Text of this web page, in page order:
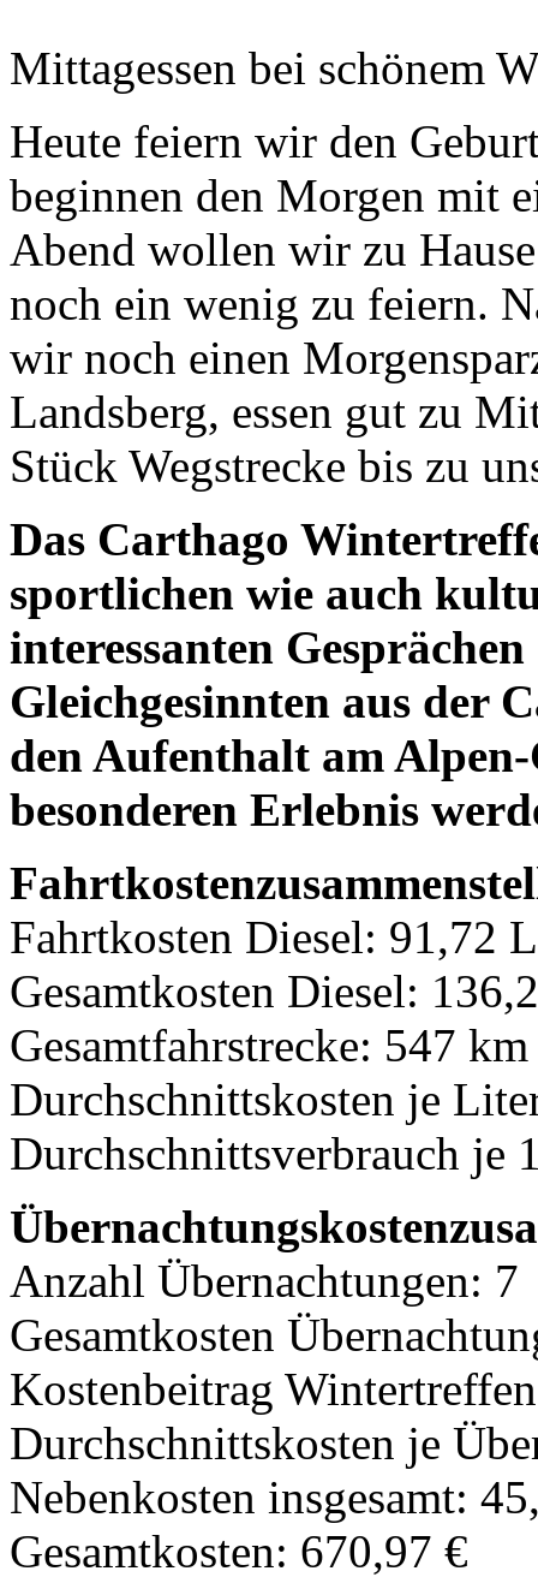
Mittagessen bei schönem
Heute feiern wir den
beginnen den Morgen mit
Abend wollen wir zu
noch ein wenig zu feiern.
wir noch einen
Landsberg, essen gut zu
Stück Wegstrecke bis zu
Das Carthago
sportlichen wie auch
interessanten
Gleichgesinnten aus der
den Aufenthalt am
besonderen Erlebnis
Fahrtkosten Diesel: 91,72
Gesamtkosten Diesel:
Gesamtfahrstrecke: 547 km
Durchschnittskosten je
Durchschnittsverbrauch je
Anzahl Übernachtungen: 7
Gesamtkosten
Kostenbeitrag
Durchschnittskosten je
Nebenkosten insgesamt:
Gesamtkosten: 670,97 €